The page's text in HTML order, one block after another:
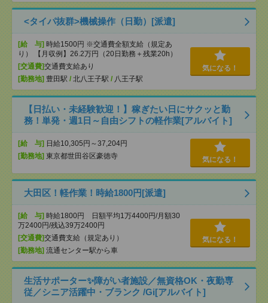
<タイパ抜群>機械操作（日勤）[派遣]
[給 与] 時給1500円 ※交通費全額支給（規定あ
り） 【月収例】26.2万円（20日勤務＋残業20h）
[交通費]交通費支給あり
[勤務地] 豊田駅 / 北八王子駅 / 八王子駅
気になる！
【日払い・未経験歓迎！】稼ぎたい日にサクッと勤
務！単発・週1日～自由シフトの軽作業[アルバイト]
[給 与] 日給10,305円～37,204円
[勤務地] 東京都世田谷区豪徳寺 気になる！
大田区！軽作業！時給1800円[派遣]
[給 与] 時給1800円 日額平均1万4400円/月額30
万2400円/残込39万2400円
[交通費]交通費支給（規定あり）
[勤務地] 流通センター駅から車
気になる！
生活サポーター✨障がい者施設／無資格OK・夜勤専
従／シニア活躍中・ブランク /Gi[アルバイト]